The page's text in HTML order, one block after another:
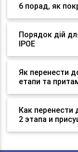
6 порад, як
Порядок дій
IPOE
Як перенести
етапи та
Как перенести
2 этапа и